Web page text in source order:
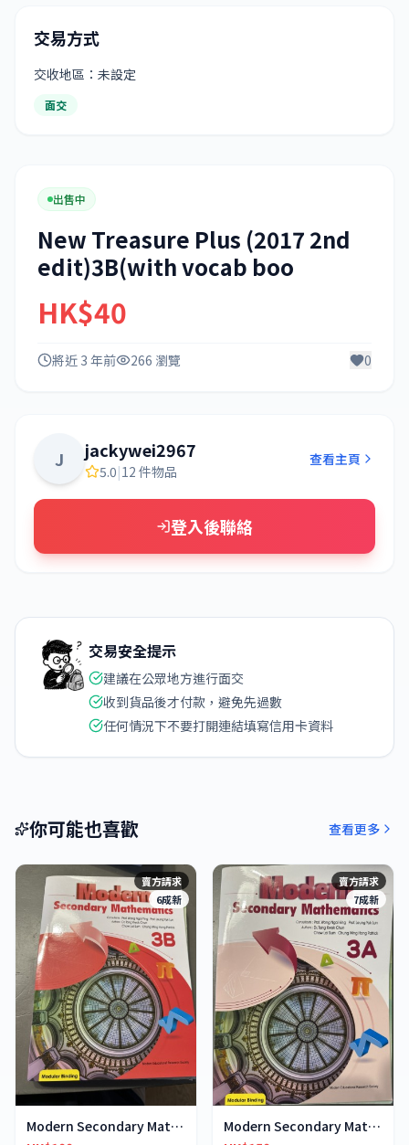
交易方式
交收地區：未設定
面交
出售中
New Treasure Plus (2017 2nd
edit)3B(with vocab boo
HK$40
將近 3 年前 266 瀏覽 0
J jackywei2967
5.0|12 件物品
查看主頁
登入後聯絡
交易安全提示
建議在公眾地方進行面交
收到貨品後才付款，避免先過數
任何情況下不要打開連結填寫信用卡資料
你可能也喜歡 查看更多
賣方請求
6成新
Modern Secondary Mathematics 3B
賣方請求
7成新
Modern Secondary Mathematics 3A